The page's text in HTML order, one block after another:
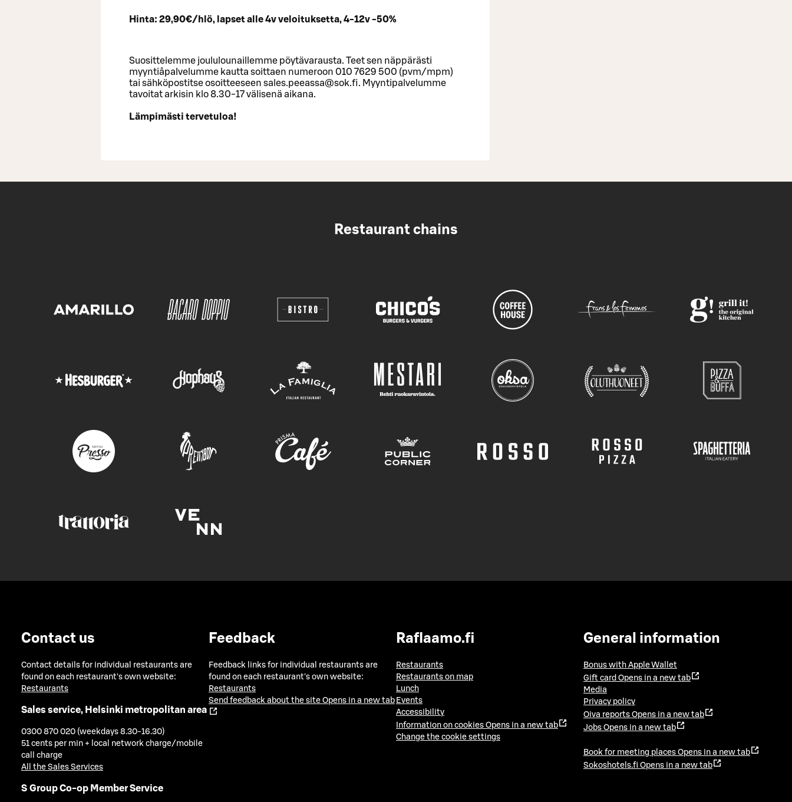
Hinta: 29,90€/hlö, lapset alle 4v veloituksetta, 4-12v -50%
Suosittelemme joululounaillemme pöytävarausta. Teet sen näppärästi
myyntiåpalvelumme kautta soittaen numeroon 010 7629 500 (pvm/mpm)
tai sähköpostitse osoitteeseen sales.peeassa@sok.fi. Myyntipalvelumme
tavoitat arkisin klo 8.30-17 välisenä aikana.
Lämpimästi tervetuloa!
Restaurant chains
Contact us
Contact details for individual restaurants are
found on each restaurant's own website:
Restaurants
Sales service, Helsinki metropolitan area
0300 870 020 (weekdays 8.30-16.30)
51 cents per min + local network charge/mobile
call charge
All the Sales Services
S Group Co-op Member Service
Feedback
Feedback links for individual restaurants are
found on each restaurant's own website:
Restaurants
Send feedback about the site Opens in a new tab
Raflaamo.fi
Restaurants
Restaurants on map
Lunch
Events
Accessibility
Information on cookies Opens in a new tab
Change the cookie settings
General information
Bonus with Apple Wallet
Gift card Opens in a new tab
Media
Privacy policy
Oiva reports Opens in a new tab
Jobs Opens in a new tab
Book for meeting places Opens in a new tab
Sokoshotels.fi Opens in a new tab